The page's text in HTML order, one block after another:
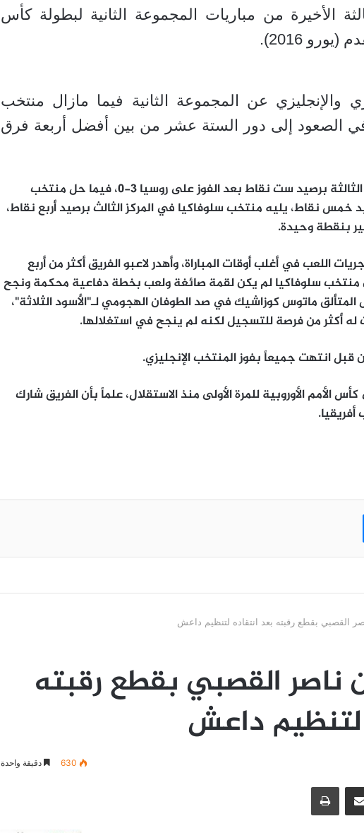
الأخيرة من مباريات المجموعة الثانية لبطولة كأس
2016).
والإنجليزي عن المجموعة الثانية فيما مازال منتخب
في الصعود إلى دور الستة عشر من بين أفضل أربعة فرق
وتصدر منتخب ويلز المجموعة الثالثة برصيد ست نقاط بعد الفوز على روسيا 3-0، فيما حل منتخب
خمس نقاط، يليه منتخب سلوفاكيا في المركز الثالث برصيد أربع نقاط،
بنقطة وحيدة.
اللعب في أغلب أوقات المباراة، وأهدر لاعبو الفريق أكثر من أربع
سلوفاكيا لم يكن لقمة صائغة ولعب بخطة دفاعية محكمة ونجح
ماتوس كوزاشيك في صد الطوفان الهجومي لـ"الأسود الثلاثة"،
أكثر من فرصة للتسجيل لكنه لم ينجح في استغلالها.
قبل انتهت جميعاً بفوز المنتخب الإنجليزي.
الأمم الأوروبية للمرة الأولى منذ الاستقلال، علماً بأن الفريق شارك
ماسنجر